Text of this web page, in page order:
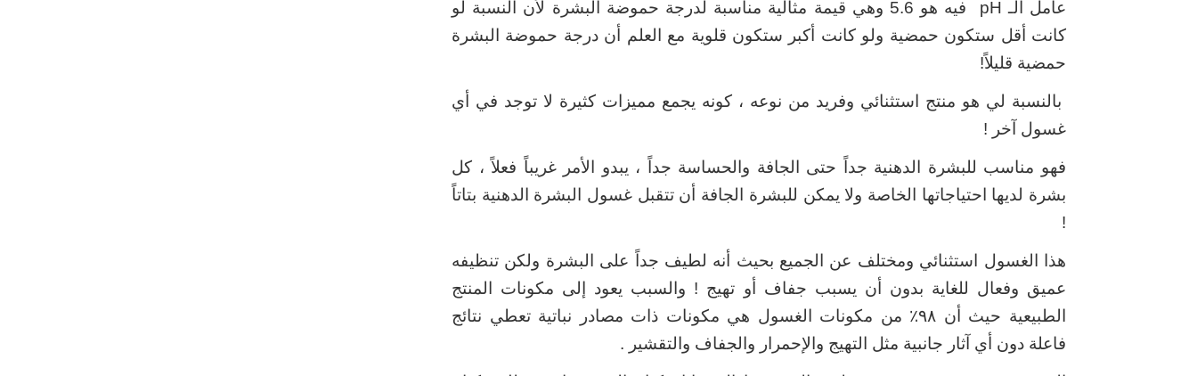
عامل الـ pH فيه هو 5.6 وهي قيمة مثالية مناسبة لدرجة حموضة البشرة لأن النسبة لو
كانت أقل ستكون حمضية ولو كانت أكبر ستكون قلوية مع العلم أن درجة حموضة البشرة
حمضية قليلاً!
بالنسبة لي هو منتج استثنائي وفريد من نوعه ، كونه يجمع مميزات كثيرة لا توجد في أي
غسول آخر !
فهو مناسب للبشرة الدهنية جداً حتى الجافة والحساسة جداً ، يبدو الأمر غريباً فعلاً ، كل
بشرة لديها احتياجاتها الخاصة ولا يمكن للبشرة الجافة أن تتقبل غسول البشرة الدهنية بتاتاً
!
هذا الغسول استثنائي ومختلف عن الجميع بحيث أنه لطيف جداً على البشرة ولكن تنظيفه
عميق وفعال للغاية بدون أن يسبب جفاف أو تهيج ! والسبب يعود إلى مكونات المنتج
الطبيعية حيث أن ٩٨٪ من مكونات الغسول هي مكونات ذات مصادر نباتية تعطي نتائج
فاعلة دون أي آثار جانبية مثل التهيج والإحمرار والجفاف والتقشير .